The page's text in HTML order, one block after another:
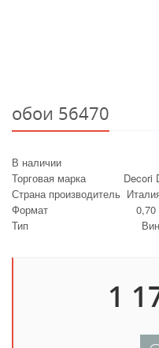
обои 56470
В наличии
Торговая марка Decori
Страна производитель
Формат 0,70
Тип Винил
1